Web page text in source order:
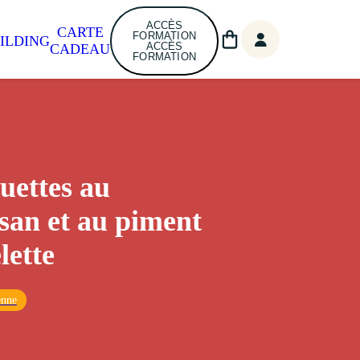
CARTE
CADEAU
ACCÈS
FORMATION
ACCÈS
FORMATION
au
et au piment